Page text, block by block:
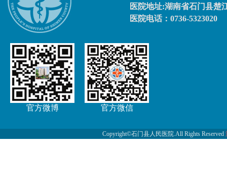
医院地址:湖南省石门县楚
医院电话：0736-5323020
官方微博 官方微信
Copyright©石门县人民医院.All Rights Reserved